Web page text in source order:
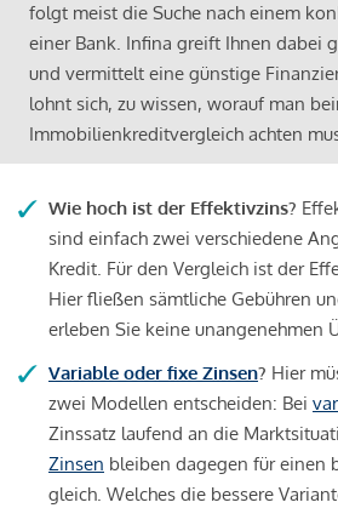
folgt meist die Suche nach einem
einer Bank. Infina greift Ihnen dabei
und vermittelt eine günstige
lohnt sich, zu wissen, worauf man
Immobilienkreditvergleich achten
Wie hoch ist der Effektivzins?
sind einfach zwei verschiedene
Kredit. Für den Vergleich ist der
Hier fließen sämtliche Gebühren
erleben Sie keine unangenehmen
Variable oder fixe Zinsen? Hier
zwei Modellen entscheiden: Bei
Zinssatz laufend an die
Zinsen bleiben dagegen für einen
gleich. Welches die bessere